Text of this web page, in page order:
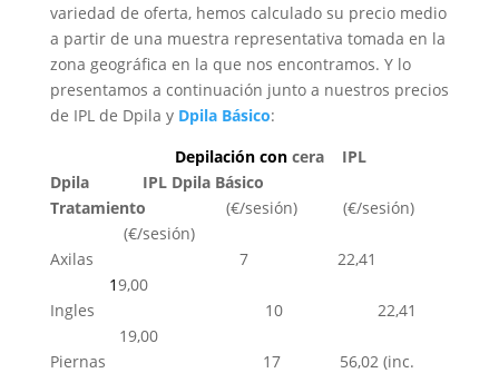
variedad de oferta, hemos calculado su precio medio
a partir de una muestra representativa tomada en la
zona geográfica en la que nos encontramos. Y lo
presentamos a continuación junto a nuestros precios
de IPL de Dpila y Dpila Básico:
Depilación con cera…. IPL
Dpila………… IPL Dpila Básico
Tratamiento
(€/sesión)……….. (€/sesión)
(€/sesión)
Axilas
7… ……… 22,41
19,00
Ingles
10…….. …. 22,41
19,00
Piernas
17. ……… 56,02 (inc.